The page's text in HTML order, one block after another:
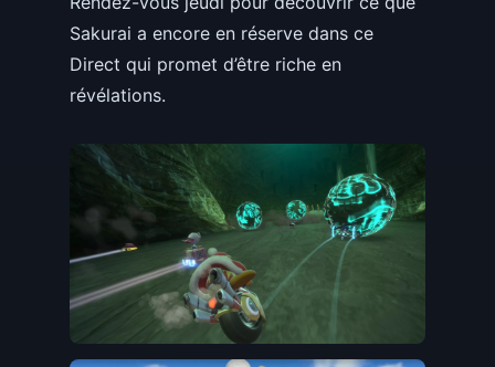
Sakurai a encore en réserve dans ce
Direct qui promet d’être riche en
révélations.